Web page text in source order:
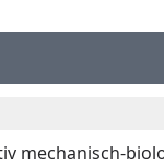
mechanisch-